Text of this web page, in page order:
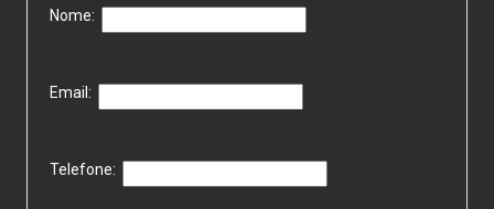
Nome:
Email:
Telefone: